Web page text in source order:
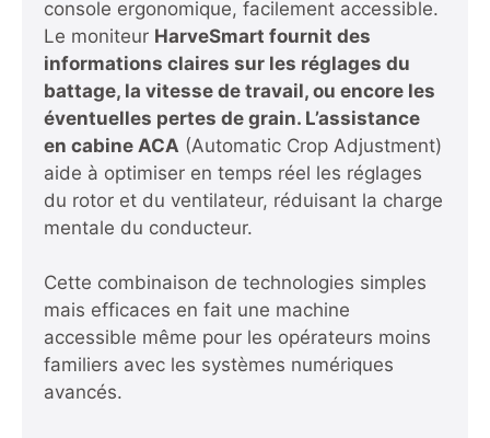
console ergonomique, facilement accessible.
Le moniteur HarveSmart fournit des
informations claires sur les réglages du
battage, la vitesse de travail, ou encore les
éventuelles pertes de grain. L’assistance
en cabine ACA (Automatic Crop Adjustment)
aide à optimiser en temps réel les réglages
du rotor et du ventilateur, réduisant la charge
mentale du conducteur.
Cette combinaison de technologies simples
mais efficaces en fait une machine
accessible même pour les opérateurs moins
familiers avec les systèmes numériques
avancés.